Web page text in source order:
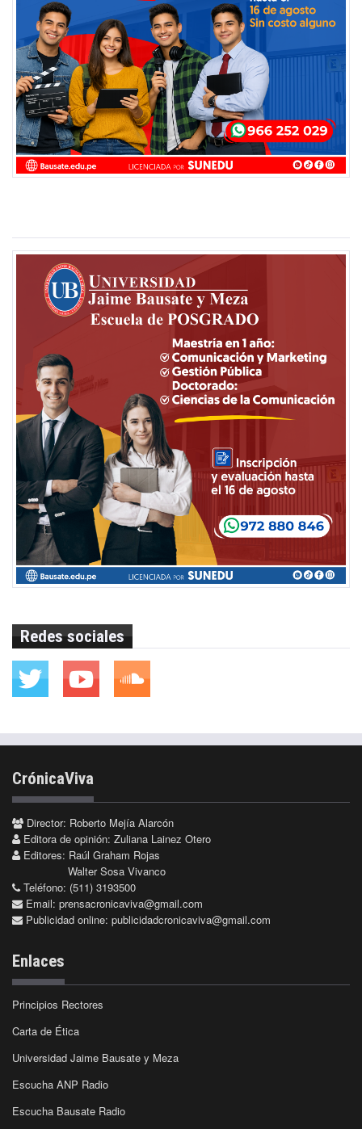
Redes sociales
CrónicaViva
Director: Roberto Mejía Alarcón
Editora de opinión: Zuliana Lainez Otero
Editores: Raúl Graham Rojas
Walter Sosa Vivanco
Teléfono: (511) 3193500
Email: prensacronicaviva@gmail.com
Publicidad online: publicidadcronicaviva@gmail.com
Enlaces
Principios Rectores
Carta de Ética
Universidad Jaime Bausate y Meza
Escucha ANP Radio
Escucha Bausate Radio